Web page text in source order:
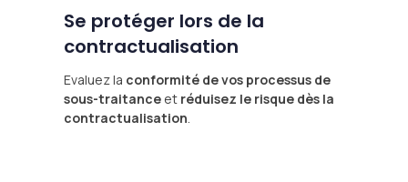
Se protéger lors de la
contractualisation
Evaluez la conformité de vos processus de
sous-traitance et réduisez le risque dès la
contractualisation.